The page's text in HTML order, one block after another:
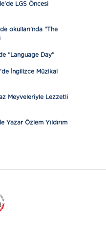
LGS Öncesi
okulları’nda "The
“Language Day”
İngilizce Müzikal
Meyveleriyle Lezzetli
Yazar Özlem Yıldırım